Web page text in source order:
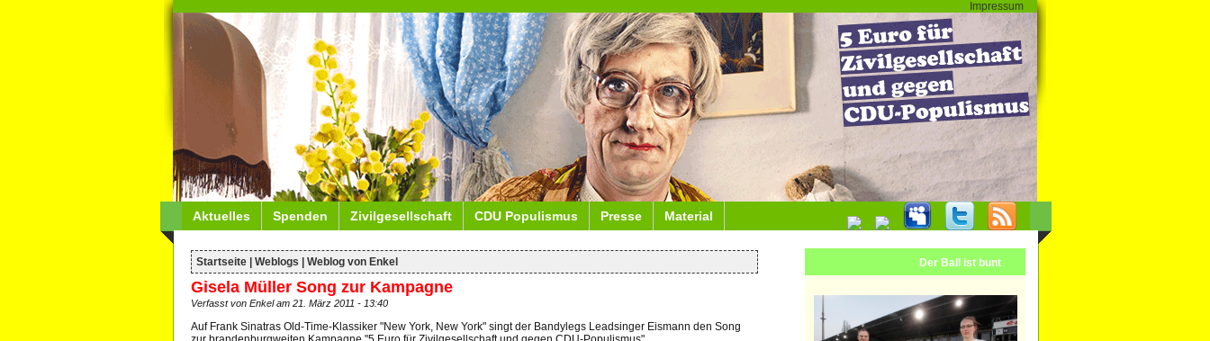
Impressum
Aktuelles Spenden Zivilgesellschaft CDU Populismus Presse Material
Startseite Weblogs Weblog von Enkel
Gisela Müller Song zur Kampagne
Verfasst von Enkel am 21. März 2011 - 13:40
Auf Frank Sinatras Old-Time-Klassiker "New York, New York" singt der Bandylegs Leadsinger Eismann den Song
Der Ball ist bunt